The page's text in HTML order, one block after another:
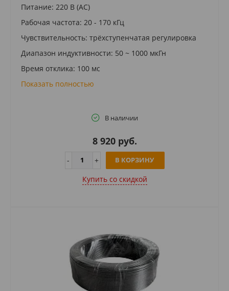
Питание: 220 В (AC)
Рабочая частота: 20 - 170 кГц
Чувствительность: трёхступенчатая регулировка
Диапазон индуктивности: 50 ~ 1000 мкГн
Время отклика: 100 мс
Показать полностью
В наличии
8 920 руб.
В КОРЗИНУ
Купить cо скидкой